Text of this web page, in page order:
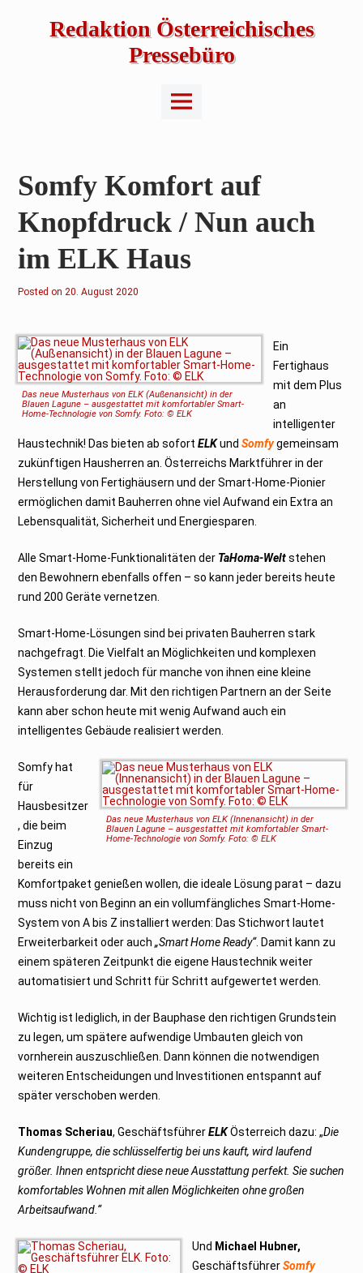
Redaktion Österreichisches
Pressebüro
Main
Menu
Somfy Komfort auf
Knopfdruck / Nun auch
im ELK Haus
Posted on2
u
g
u
s
t
2
0
2
0
20. August 2020
Das neue Musterhaus von ELK (Außenansicht) in der
Blauen Lagune – ausgestattet mit komfortabler Smart-
Home-Technologie von Somfy. Foto: © ELK
Ein
Fertighaus
mit dem Plus
an
intelligenter
Haustechnik! Das bieten ab sofortELKundSomfygemeinsam
zukünftigen Hausherren an. Österreichs Marktführer in der
Herstellung von Fertighäusern und der Smart-Home-Pionier
ermöglichen damit Bauherren ohne viel Aufwand ein Extra an
Lebensqualität, Sicherheit und Energiesparen.
Alle Smart-Home-Funktionalitäten der TaHoma-Welt stehen
den Bewohnern ebenfalls offen – so kann jeder bereits heute
rund 200 Geräte vernetzen.
Smart-Home-Lösungen sind bei privaten Bauherren stark
nachgefragt. Die Vielfalt an Möglichkeiten und komplexen
Systemen stellt jedoch für manche von ihnen eine kleine
Herausforderung dar. Mit den richtigen Partnern an der Seite
kann aber schon heute mit wenig Aufwand auch ein
intelligentes Gebäude realisiert werden.
Das neue Musterhaus von ELK (Innenansicht) in der
Blauen Lagune – ausgestattet mit komfortabler Smart-
Home-Technologie von Somfy. Foto: © ELK
Somfy hat
für
Hausbesitzer
, die beim
Einzug
bereits ein
Komfortpaket genießen wollen, die ideale Lösung parat – dazu
muss nicht von Beginn an ein vollumfängliches Smart-Home-
System von A bis Z installiert werden: Das Stichwort lautet
Erweiterbarkeit oder auch„Smart Home Ready“. Damit kann zu
einem späteren Zeitpunkt die eigene Haustechnik weiter
automatisiert und Schritt für Schritt aufgewertet werden.
Wichtig ist lediglich, in der Bauphase den richtigen Grundstein
zu legen, um spätere aufwendige Umbauten gleich von
vornherein auszuschließen. Dann können die notwendigen
weiteren Entscheidungen und Investitionen entspannt auf
später verschoben werden.
Thomas Scheriau, GeschäftsführerELKÖsterreich dazu: „Die
Kundengruppe, die schlüsselfertig bei uns kauft, wird laufend
größer. Ihnen entspricht diese neue Ausstattung perfekt. Sie suchen
komfortables Wohnen mit allen Möglichkeiten ohne großen
Arbeitsaufwand.“
Und Michael Hubner,
GeschäftsführerSomfy